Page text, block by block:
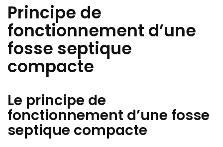
Principe de
fonctionnement d’une
fosse septique
compacte
Le principe de
fonctionnement d’une fosse
septique compacte